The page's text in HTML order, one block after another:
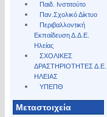
Παιδ. Ινστιτούτο
Παν.Σχολικό Δίκτυο
Περιβαλλοντική
Εκπαίδευση Δ.Δ.Ε.
Ηλείας
ΣΧΟΛΙΚΕΣ
ΔΡΑΣΤΗΡΙΟΤΗΤΕΣ Δ.Ε.
ΗΛΕΙΑΣ
ΥΠΕΠΘ
Μεταστοιχεία